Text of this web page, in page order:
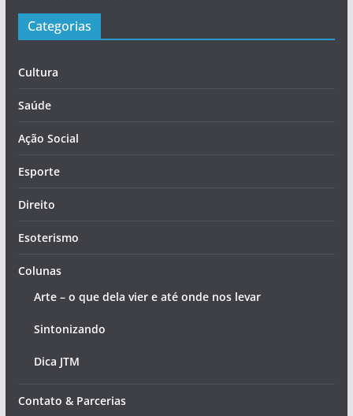
Categorias
Cultura
Saúde
Ação Social
Esporte
Direito
Esoterismo
Colunas
Arte – o que dela vier e até onde nos levar
Sintonizando
Dica JTM
Contato & Parcerias